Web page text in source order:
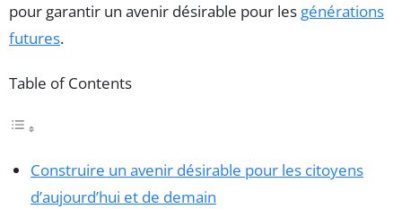
pour garantir un avenir désirable pour les générations
futures.
Table of Contents
Construire un avenir désirable pour les citoyens
d’aujourd’hui et de demain